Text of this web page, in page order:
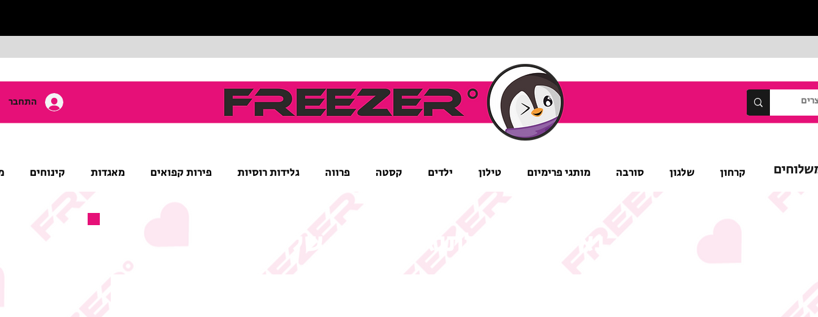
התחבר
קרחון שלגון סורבה מותגי פרימיום טילון ילדים קסטה פרווה גלידות רוסיות פירות קפואים מאגדות קינוחים
נא לשים לב לתנאי המבצע של המוצר